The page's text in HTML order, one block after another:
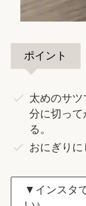
ポイント
太めのサ
分に切っ
る。
おにぎり
▼インスタ